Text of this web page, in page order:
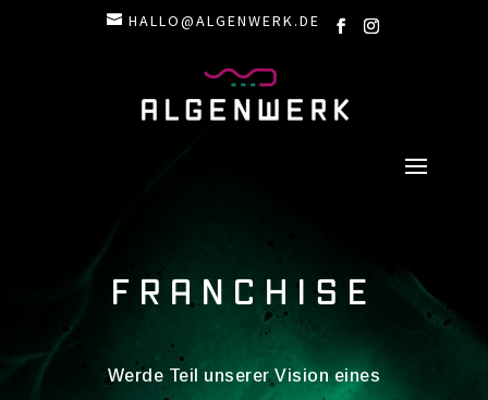
HALLO@ALGENWERK.DE
FRANCHISE
Werde Teil unserer Vision eines